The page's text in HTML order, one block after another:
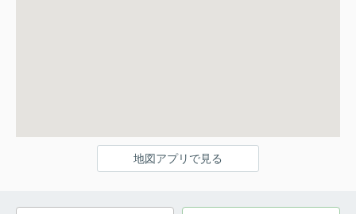
地図アプリで見る